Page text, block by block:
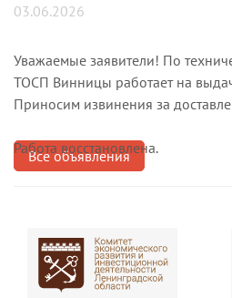
03.06.2026
Уважаемые заявители! По
ТОСП Винницы работает на
Приносим извинения за
Работа восстановлена.
Все объявления